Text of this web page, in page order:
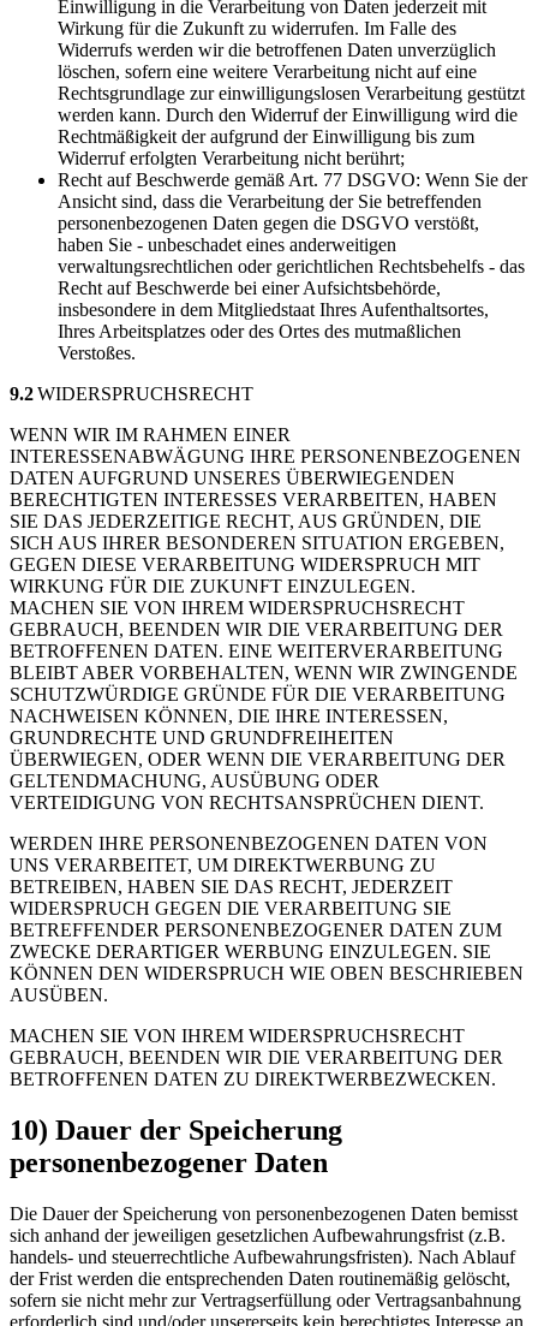
Einwilligung in die Verarbeitung von Daten jederzeit mit
Wirkung für die Zukunft zu widerrufen. Im Falle des
Widerrufs werden wir die betroffenen Daten unverzüglich
löschen, sofern eine weitere Verarbeitung nicht auf eine
Rechtsgrundlage zur einwilligungslosen Verarbeitung gestützt
werden kann. Durch den Widerruf der Einwilligung wird die
Rechtmäßigkeit der aufgrund der Einwilligung bis zum
Widerruf erfolgten Verarbeitung nicht berührt;
Recht auf Beschwerde gemäß Art. 77 DSGVO: Wenn Sie der
Ansicht sind, dass die Verarbeitung der Sie betreffenden
personenbezogenen Daten gegen die DSGVO verstößt,
haben Sie - unbeschadet eines anderweitigen
verwaltungsrechtlichen oder gerichtlichen Rechtsbehelfs - das
Recht auf Beschwerde bei einer Aufsichtsbehörde,
insbesondere in dem Mitgliedstaat Ihres Aufenthaltsortes,
Ihres Arbeitsplatzes oder des Ortes des mutmaßlichen
Verstoßes.
9.2WIDERSPRUCHSRECHT
WENN WIR IM RAHMEN EINER
INTERESSENABWÄGUNG IHRE PERSONENBEZOGENEN
DATEN AUFGRUND UNSERES ÜBERWIEGENDEN
BERECHTIGTEN INTERESSES VERARBEITEN, HABEN
SIE DAS JEDERZEITIGE RECHT, AUS GRÜNDEN, DIE
SICH AUS IHRER BESONDEREN SITUATION ERGEBEN,
GEGEN DIESE VERARBEITUNG WIDERSPRUCH MIT
WIRKUNG FÜR DIE ZUKUNFT EINZULEGEN.
MACHEN SIE VON IHREM WIDERSPRUCHSRECHT
GEBRAUCH, BEENDEN WIR DIE VERARBEITUNG DER
BETROFFENEN DATEN. EINE WEITERVERARBEITUNG
BLEIBT ABER VORBEHALTEN, WENN WIR ZWINGENDE
SCHUTZWÜRDIGE GRÜNDE FÜR DIE VERARBEITUNG
NACHWEISEN KÖNNEN, DIE IHRE INTERESSEN,
GRUNDRECHTE UND GRUNDFREIHEITEN
ÜBERWIEGEN, ODER WENN DIE VERARBEITUNG DER
GELTENDMACHUNG, AUSÜBUNG ODER
VERTEIDIGUNG VON RECHTSANSPRÜCHEN DIENT.
WERDEN IHRE PERSONENBEZOGENEN DATEN VON
UNS VERARBEITET, UM DIREKTWERBUNG ZU
BETREIBEN, HABEN SIE DAS RECHT, JEDERZEIT
WIDERSPRUCH GEGEN DIE VERARBEITUNG SIE
BETREFFENDER PERSONENBEZOGENER DATEN ZUM
ZWECKE DERARTIGER WERBUNG EINZULEGEN. SIE
KÖNNEN DEN WIDERSPRUCH WIE OBEN BESCHRIEBEN
AUSÜBEN.
MACHEN SIE VON IHREM WIDERSPRUCHSRECHT
GEBRAUCH, BEENDEN WIR DIE VERARBEITUNG DER
BETROFFENEN DATEN ZU DIREKTWERBEZWECKEN.
10) Dauer der Speicherung
personenbezogener Daten
Die Dauer der Speicherung von personenbezogenen Daten bemisst
sich anhand der jeweiligen gesetzlichen Aufbewahrungsfrist (z.B.
handels- und steuerrechtliche Aufbewahrungsfristen). Nach Ablauf
der Frist werden die entsprechenden Daten routinemäßig gelöscht,
sofern sie nicht mehr zur Vertragserfüllung oder Vertragsanbahnung
erforderlich sind und/oder unsererseits kein berechtigtes Interesse an